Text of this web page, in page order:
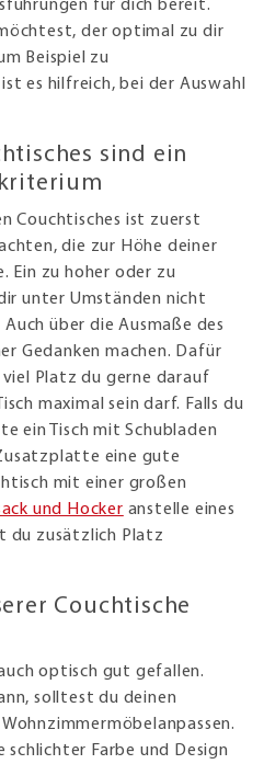
für dich bereit.
der optimal zu dir
Beispiel zu
es hilfreich, bei der Auswahl
sind ein
Couchtisches ist zuerst
die zur Höhe deiner
Ein zu hoher oder zu
unter Umständen nicht
über die Ausmaße des
Gedanken machen. Dafür
Platz du gerne darauf
maximal sein darf. Falls du
ein Tisch mit Schubladen
eine gute
mit einer großen
und Hocker anstelle eines
du zusätzlich Platz
Couchtische
optisch gut gefallen.
solltest du deinen
Farbe und Design